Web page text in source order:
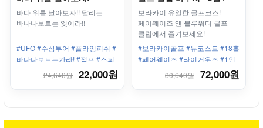
바다 위를 날아보자!! 달리는
바나나보트는 잊어라!!
#UFO #수상투어 #플라잉피쉬 #
바나나보트는가라! #점프 #스피
드보트 #왕복픽업샌딩 #가족 #
그룹 #남자끼리
24,640원 22,000원
18홀 / 리조트픽업드롭/
골프채 선택 가능
보라카이 유일한 골프코스!
페어웨이즈 앤 블루워터 골프
클럽에서 즐겨보세요!
보라카이의 15%의 면적을
골프장으로 사용하는 리조트!
#보라카이골프 #뉴코스트 #18홀
#페어웨이즈 #타이거우즈 #1인
라운딩 #바다전망
80,640원 72,000원